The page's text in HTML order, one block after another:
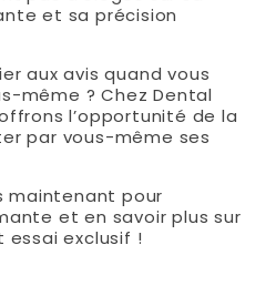
et sa précision
aux avis quand vous
même ? Chez Dental
l’opportunité de la
par vous-même ses
maintenant pour
et en savoir plus sur
exclusif !